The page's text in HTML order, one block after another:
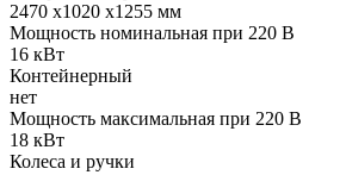
2470 x1020 x1255 мм
Мощность номинальная при 220 В
16 кВт
Контейнерный
нет
Мощность максимальная при 220 В
18 кВт
Колеса и ручки